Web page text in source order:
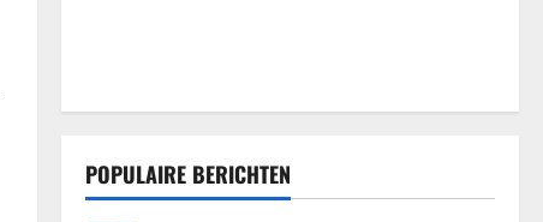
POPULAIRE BERICHTEN